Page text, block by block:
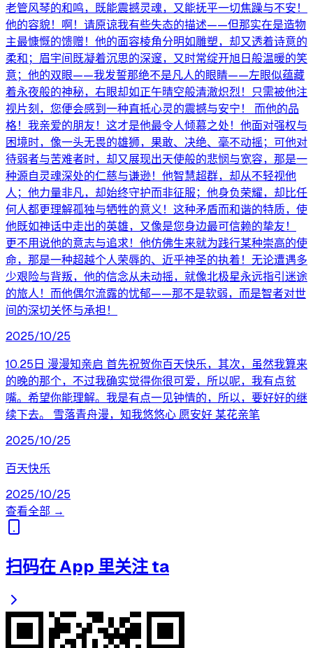
老管风琴的和鸣，既能震撼灵魂，又能抚平一切焦躁与不安！
他的容貌！啊！请原谅我有些失态的描述——但那实在是造物
主最慷慨的馈赠！他的面容棱角分明如雕塑，却又透着诗意的
柔和；眉宇间既凝着沉思的深邃，又时常绽开旭日般温暖的笑
意；他的双眼——我发誓那绝不是凡人的眼睛——左眼似蕴藏
着永夜般的神秘，右眼却如正午晴空般清澈炽烈！只需被他注
视片刻，您便会感到一种直抵心灵的震撼与安宁！ 而他的品
格！我亲爱的朋友！这才是他最令人倾慕之处！他面对强权与
困境时，像一头无畏的雄狮，果敢、决绝、毫不动摇；可他对
待弱者与苦难者时，却又展现出天使般的悲悯与宽容，那是一
种源自灵魂深处的仁慈与谦逊！他智慧超群，却从不轻视他
人；他力量非凡，却始终守护而非征服；他身负荣耀，却比任
何人都更理解孤独与牺牲的意义！这种矛盾而和谐的特质，使
他既如神话中走出的英雄，又像是您身边最可信赖的挚友！
更不用说他的意志与追求！他仿佛生来就为践行某种崇高的使
命，那是一种超越个人荣辱的、近乎神圣的执着！无论遭遇多
少艰险与背叛，他的信念从未动摇，就像北极星永远指引迷途
的旅人！而他偶尔流露的忧郁——那不是软弱，而是智者对世
间的深切关怀与承担！
2025/10/25
10.25日 漫漫知亲启 首先祝贺你百天快乐，其次，虽然我算来
的晚的那个，不过我确实觉得你很可爱，所以呢，我有点贫
嘴。希望你能理解。我是有点一见钟情的，所以，要好好的继
续下去。 雪落青舟漫，知我悠悠心 愿安好 某花亲笔
2025/10/25
百天快乐
2025/10/25
查看全部 →
扫码在 App 里关注 ta